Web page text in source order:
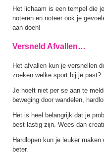
Het lichaam is een tempel die
noteren en noteer ook je
aan doen!
Versneld Afvallen…
Het afvallen kun je versnellen
zoeken welke sport bij je past?
Je hoeft niet per se aan te
beweging door wandelen,
Het is heel belangrijk dat je
best lastig zijn. Wees dan
Hardlopen kun je leuker
beter.